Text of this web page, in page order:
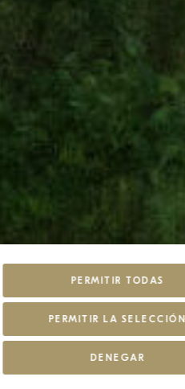
PERMITIR TODAS
PERMITIR LA SELECCIÓN
DENEGAR